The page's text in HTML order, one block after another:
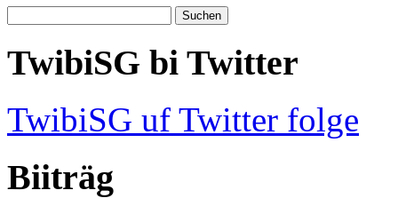
TwibiSG bi Twitter
TwibiSG uf Twitter folge
Biiträg